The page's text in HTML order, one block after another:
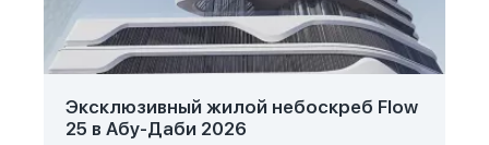
Эксклюзивный жилой небоскреб Flow
25 в Абу-Даби 2026